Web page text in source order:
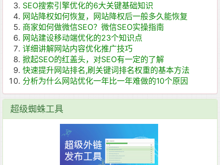
SEO搜索引擎优化的6大关键基础知识
网站降权如何恢复，网站降权后一般多久能恢复
商家如何做微信SEO？微信SEO实操指南
网站建设移动端优化的23个知识点
详细讲解网站内容优化推广技巧
掀起SEO的红盖头，对SEO有一定的了解
快速提升网站排名,刷关键词排名权重的基本方法
分析为什么网站优化一年比一年难做的10个原因
超级蜘蛛工具